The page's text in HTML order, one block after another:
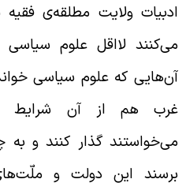
ولایت مطلقه‌ی فقیه
لااقل علوم سیاسی
که علوم سیاسی
هم از آن شرایط
گذار کنند و به
این دولت و